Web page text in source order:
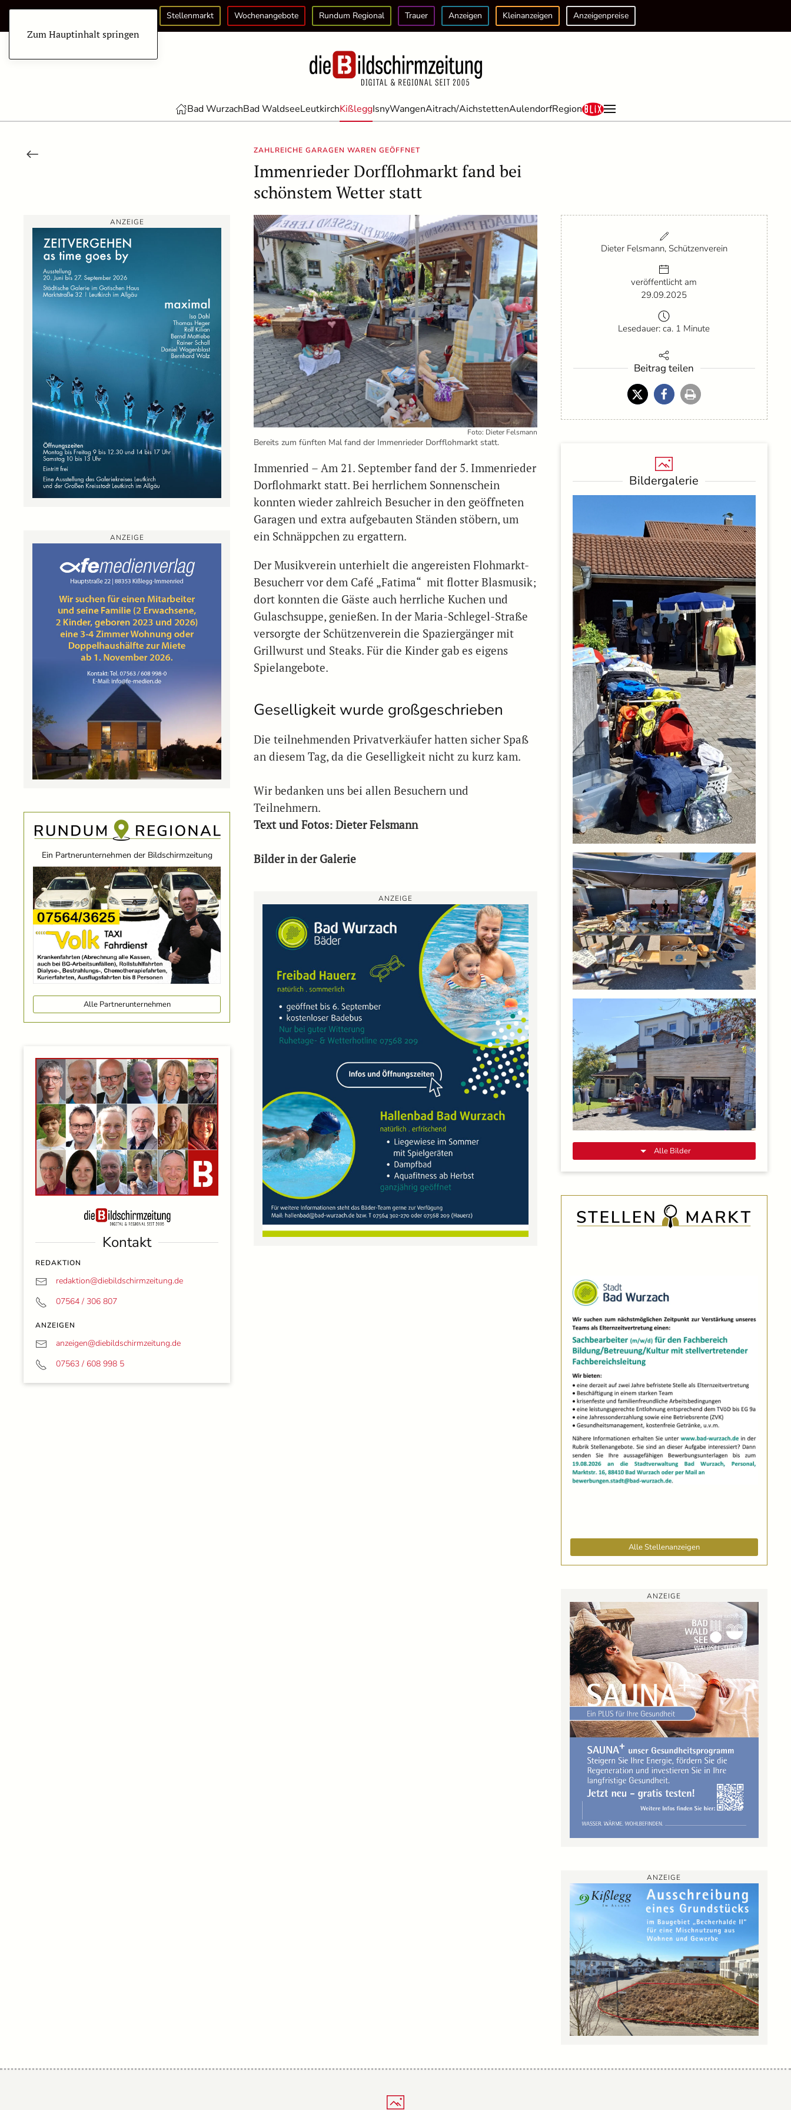
Zum Hauptinhalt springen
Stellenmarkt Wochenangebote Rundum Regional Trauer Anzeigen Kleinanzeigen Anzeigenpreise
Bad WurzachBad WaldseeLeutkirchKißleggIsnyWangenAitrach/AichstettenAulendorfRegion
ZAHLREICHE GARAGEN WAREN GEÖFFNET
Immenrieder Dorfflohmarkt fand bei
schönstem Wetter statt
ANZEIGE
ANZEIGE
Ein Partnerunternehmen der Bildschirmzeitung
Alle Partnerunternehmen
Kontakt
REDAKTION
redaktion@diebildschirmzeitung.de
07564 / 306 807
ANZEIGEN
anzeigen@diebildschirmzeitung.de
07563 / 608 998 5
Foto: Dieter Felsmann
Bereits zum fünften Mal fand der Immenrieder Dorfflohmarkt statt.
Immenried – Am 21. September fand der 5. Immenrieder
Dorflohmarkt statt. Bei herrlichem Sonnenschein
konnten wieder zahlreich Besucher in den geöffneten
Garagen und extra aufgebauten Ständen stöbern, um
ein Schnäppchen zu ergattern.
Der Musikverein unterhielt die angereisten Flohmarkt-
Besucherr vor dem Café „Fatima“ mit flotter Blasmusik;
dort konnten die Gäste auch herrliche Kuchen und
Gulaschsuppe, genießen. In der Maria-Schlegel-Straße
versorgte der Schützenverein die Spaziergänger mit
Grillwurst und Steaks. Für die Kinder gab es eigens
Spielangebote.
Geselligkeit wurde großgeschrieben
Die teilnehmenden Privatverkäufer hatten sicher Spaß
an diesem Tag, da die Geselligkeit nicht zu kurz kam.
Wir bedanken uns bei allen Besuchern und
Teilnehmern.
Text und Fotos: Dieter Felsmann
Bilder in der Galerie
ANZEIGE
Dieter Felsmann, Schützenverein
veröffentlicht am
29.09.2025
Lesedauer: ca. 1 Minute
Beitrag teilen
Bildergalerie
Alle Bilder
Alle Stellenanzeigen
ANZEIGE
ANZEIGE